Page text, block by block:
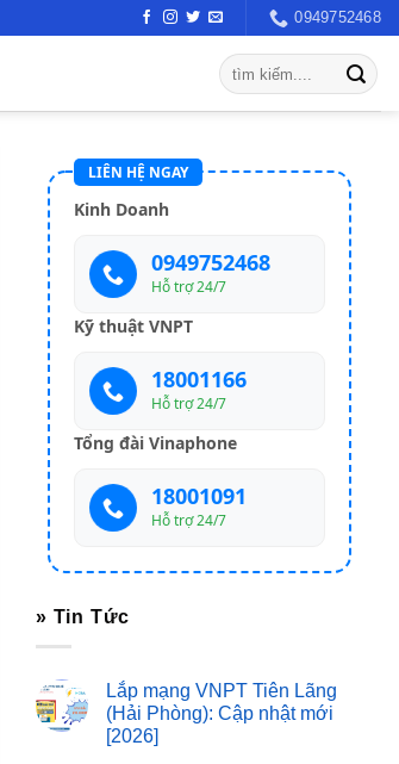
0949752468
LIÊN HỆ NGAY
Kinh Doanh
0949752468
Hỗ trợ 24/7
Kỹ thuật VNPT
18001166
Hỗ trợ 24/7
Tổng đài Vinaphone
18001091
Hỗ trợ 24/7
» Tin Tức
Lắp mạng VNPT Tiên Lãng
(Hải Phòng): Cập nhật mới
[2026]